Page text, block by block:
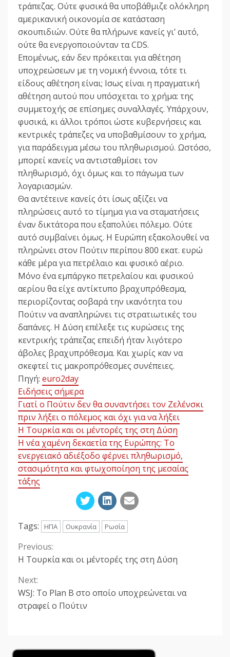
τράπεζας. Ούτε φυσικά θα υποβάθμιζε ολόκληρη
αμερικανική οικονομία σε κατάσταση
σκουπιδιών. Oύτε θα πλήρωνε κανείς γι’ αυτό,
ούτε θα ενεργοποιούνταν τα CDS.
Επομένως, εάν δεν πρόκειται για αθέτηση
υποχρεώσεων με τη νομική έννοια, τότε τι
είδους αθέτηση είναι; Ισως είναι η πραγματική
αθέτηση αυτού που υπόσχεται το χρήμα: της
συμμετοχής σε επίσημες συναλλαγές. Υπάρχουν,
φυσικά, κι άλλοι τρόποι ώστε κυβερνήσεις και
κεντρικές τράπεζες να υποβαθμίσουν το χρήμα,
για παράδειγμα μέσω του πληθωρισμού. Ωστόσο,
μπορεί κανείς να αντισταθμίσει τον
πληθωρισμό, όχι όμως και το πάγωμα των
λογαριασμών.
Θα αντέτεινε κανείς ότι ίσως αξίζει να
πληρώσεις αυτό το τίμημα για να σταματήσεις
έναν δικτάτορα που εξαπολύει πόλεμο. Ούτε
αυτό συμβαίνει όμως. Η Ευρώπη εξακολουθεί να
πληρώνει στον Πούτιν περίπου 800 εκατ. ευρώ
κάθε μέρα για πετρέλαιο και φυσικό αέριο.
Μόνο ένα εμπάργκο πετρελαίου και φυσικού
αερίου θα είχε αντίκτυπο βραχυπρόθεσμα,
περιορίζοντας σοβαρά την ικανότητα του
Πούτιν να αναπληρώνει τις στρατιωτικές του
δαπάνες. Η Δύση επέλεξε τις κυρώσεις της
κεντρικής τράπεζας επειδή ήταν λιγότερο
άβολες βραχυπρόθεσμα. Και χωρίς καν να
σκεφτεί τις μακροπρόθεσμες συνέπειες.
Πηγή: euro2day
Ειδήσεις σήμερα
Γιατί ο Πούτιν δεν θα συναντήσει τον Ζελένσκι
πριν λήξει ο πόλεμος και όχι για να λήξει
Η Τουρκία και οι μέντορές της στη Δύση
Η νέα χαμένη δεκαετία της Ευρώπης: Το
ενεργειακό αδιέξοδο φέρνει πληθωρισμό,
στασιμότητα και φτωχοποίηση της μεσαίας
τάξης
Tags: ΗΠΑ Ουκρανία Ρωσία
Continue
Reading
Previous:
Η Τουρκία και οι μέντορές της στη Δύση
Next:
WSJ: Το Plan B στο οποίο υποχρεώνεται να
στραφεί ο Πούτιν